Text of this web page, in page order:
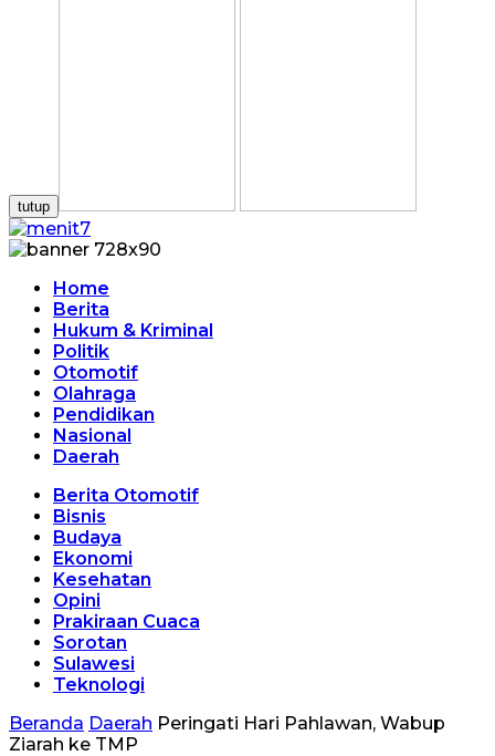
tutup
Home
Berita
Hukum & Kriminal
Politik
Otomotif
Olahraga
Pendidikan
Nasional
Daerah
Berita Otomotif
Bisnis
Budaya
Ekonomi
Kesehatan
Opini
Prakiraan Cuaca
Sorotan
Sulawesi
Teknologi
Beranda Daerah Peringati Hari Pahlawan, Wabup
Ziarah ke TMP